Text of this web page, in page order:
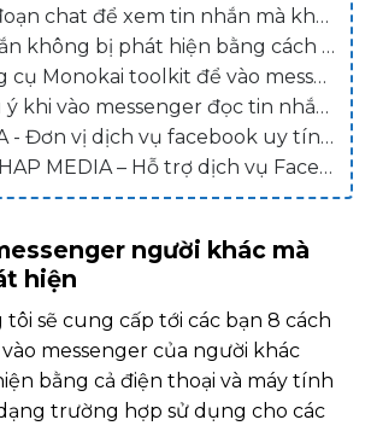
xem tin nhắn mà không bị phát hiện trên điện thoại Iphone
bị phát hiện bằng cách bỏ qua tin nhắn trên điện thoại
toolkit để vào messenger không bị phát hiện trên điện thoại
messenger đọc tin nhắn để người khác không phát hiện
vị dịch vụ facebook uy tín trên thị trường
MEDIA – Hỗ trợ dịch vụ Facebook
người khác mà
hiện
sẽ cung cấp tới các bạn 8 cách
messenger của người khác
bằng cả điện thoại và máy tính
trường hợp sử dụng cho các